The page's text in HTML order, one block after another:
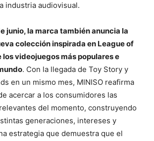
industria audiovisual.
junio, la marca también anuncia la
colección inspirada en League of
los videojuegos más populares e
. Con la llegada de Toy Story y
en un mismo mes, MINISO reafirma
acercar a los consumidores las
del momento, construyendo
generaciones, intereses y
estrategia que demuestra que el